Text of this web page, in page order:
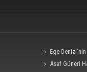
Ege
Asaf Güneri